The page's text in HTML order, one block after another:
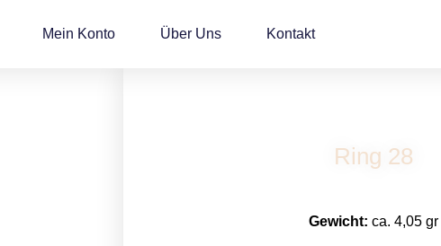
Mein Konto Über Uns Kontakt
Ring 28
Gewicht: ca. 4,05 gr